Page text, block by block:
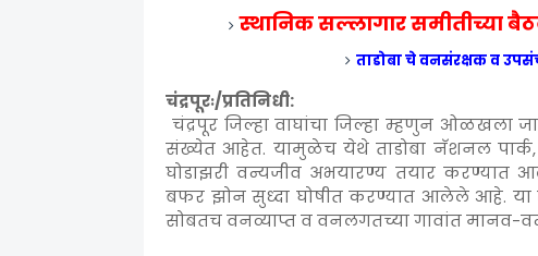
स्थानिक सल्लागार समीतीच्या
ताडोबा चे वनसंरक्षक व
चंद्रपूरः/प्रतिनिधी:
चंद्रपूर जिल्हा वाघांचा जिल्हा म्हणुन ओळखला
संख्येत आहेत. यामुळेच येथे ताडोबा नॅशनल पार्क,
घोडाझरी वन्यजीव अभयारण्य तयार करण्यात
बफर झोन सुध्दा घोषीत करण्यात आलेले आहे. या
सोबतच वनव्याप्त व वनलगतच्या गावांत मानव-